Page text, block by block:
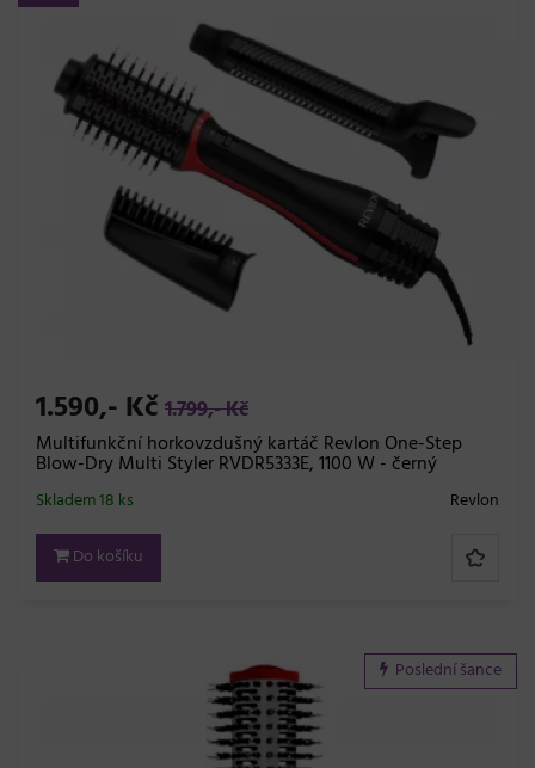
1.590,- Kč 1.799,- Kč
Multifunkční horkovzdušný kartáč Revlon One-Step
Blow-Dry Multi Styler RVDR5333E, 1100 W - černý
Revlon
Skladem 18 ks
Do košíku
Poslední šance